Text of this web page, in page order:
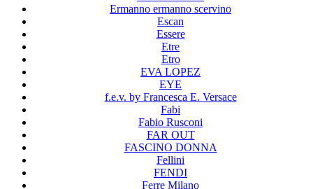
Ermanno ermanno scervino
Escan
Essere
Etre
Etro
EVA LOPEZ
EYE
f.e.v. by Francesca E. Versace
Fabi
Fabio Rusconi
FAR OUT
FASCINO DONNA
Fellini
FENDI
Ferre Milano